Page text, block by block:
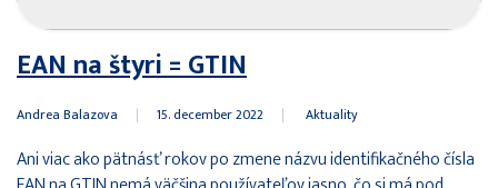
EAN na štyri = GTIN
Andrea Balazova | 15. december 2022 | Aktuality
Ani viac ako pätnásť rokov po zmene názvu identifikačného čísla